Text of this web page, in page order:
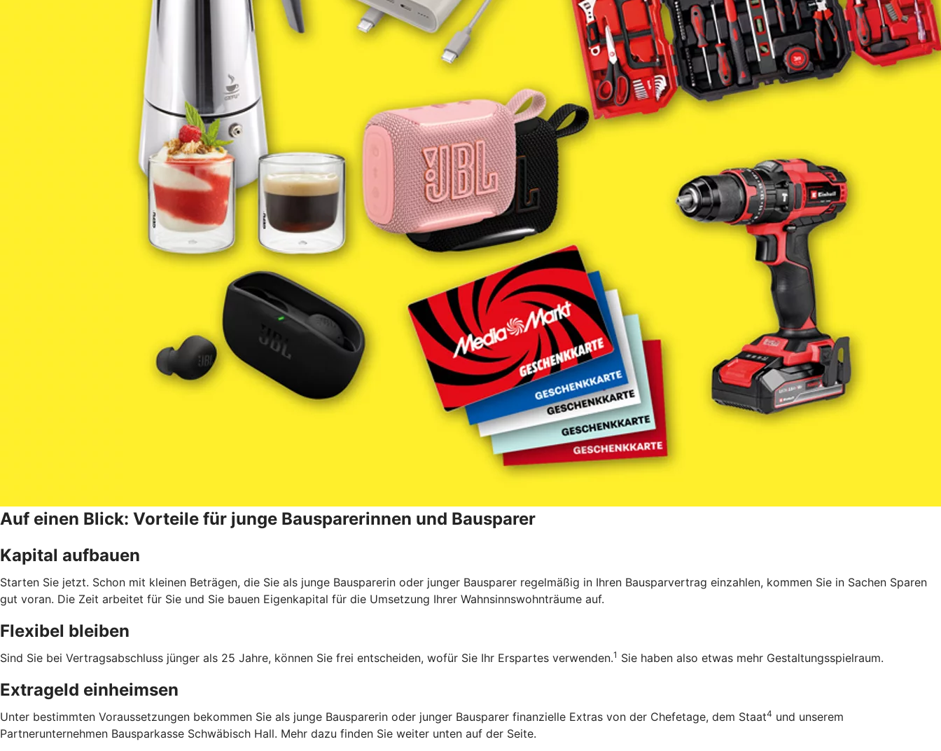
Auf einen Blick: Vorteile für junge Bausparerinnen und Bausparer
Kapital aufbauen
Starten Sie jetzt. Schon mit kleinen Beträgen, die Sie als junge Bausparerin oder junger Bausparer regelmäßig in Ihren Bausparvertrag einzahlen, kommen Sie in Sachen Sparen
gut voran. Die Zeit arbeitet für Sie und Sie bauen Eigenkapital für die Umsetzung Ihrer Wahnsinnswohnträume auf.
Flexibel bleiben
Sind Sie bei Vertragsabschluss jünger als 25 Jahre, können Sie frei entscheiden, wofür Sie Ihr Erspartes verwenden.1 Sie haben also etwas mehr Gestaltungsspielraum.
Extrageld einheimsen
Unter bestimmten Voraussetzungen bekommen Sie als junge Bausparerin oder junger Bausparer finanzielle Extras von der Chefetage, dem Staat4 und unserem
Partnerunternehmen Bausparkasse Schwäbisch Hall. Mehr dazu finden Sie weiter unten auf der Seite.